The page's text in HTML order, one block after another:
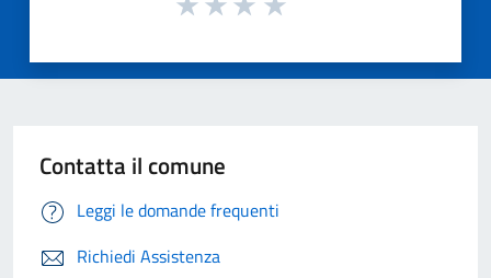
Contatta il comune
Leggi le domande frequenti
Richiedi Assistenza